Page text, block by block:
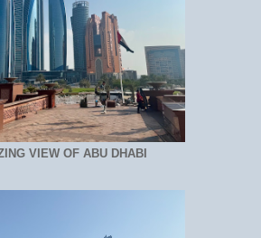
VIEW OF ABU DHABI